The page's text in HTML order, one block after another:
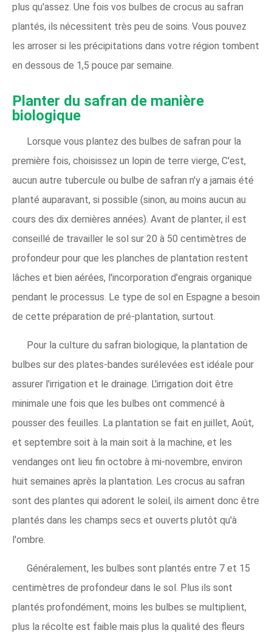
plus qu'assez. Une fois vos bulbes de crocus au safran
plantés, ils nécessitent très peu de soins. Vous pouvez
les arroser si les précipitations dans votre région tombent
en dessous de 1,5 pouce par semaine.
Planter du safran de manière
biologique
Lorsque vous plantez des bulbes de safran pour la
première fois, choisissez un lopin de terre vierge, C'est,
aucun autre tubercule ou bulbe de safran n'y a jamais été
planté auparavant, si possible (sinon, au moins aucun au
cours des dix dernières années). Avant de planter, il est
conseillé de travailler le sol sur 20 à 50 centimètres de
profondeur pour que les planches de plantation restent
lâches et bien aérées, l'incorporation d'engrais organique
pendant le processus. Le type de sol en Espagne a besoin
de cette préparation de pré-plantation, surtout.
Pour la culture du safran biologique, la plantation de
bulbes sur des plates-bandes surélevées est idéale pour
assurer l'irrigation et le drainage. L'irrigation doit être
minimale une fois que les bulbes ont commencé à
pousser des feuilles. La plantation se fait en juillet, Août,
et septembre soit à la main soit à la machine, et les
vendanges ont lieu fin octobre à mi-novembre, environ
huit semaines après la plantation. Les crocus au safran
sont des plantes qui adorent le soleil, ils aiment donc être
plantés dans les champs secs et ouverts plutôt qu'à
l'ombre.
Généralement, les bulbes sont plantés entre 7 et 15
centimètres de profondeur dans le sol. Plus ils sont
plantés profondément, moins les bulbes se multiplient,
plus la récolte est faible mais plus la qualité des fleurs